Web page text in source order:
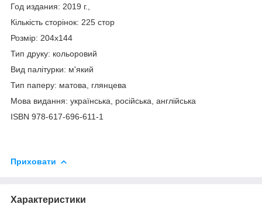
Год издания: 2019 г.,
Кількість сторінок: 225 стор
Розмір: 204х144
Тип друку: кольоровий
Вид палітурки: м'який
Тип паперу: матова, глянцева
Мова видання: українська, російська, англійська
ISBN 978-617-696-611-1
Приховати
Характеристики